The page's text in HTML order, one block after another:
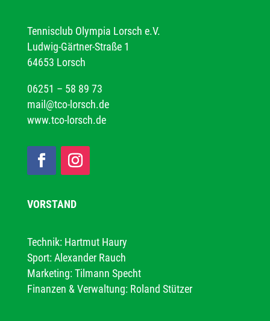
Tennisclub Olympia Lorsch e.V.
Ludwig-Gärtner-Straße 1
64653 Lorsch
06251 – 58 89 73
mail@tco-lorsch.de
www.tco-lorsch.de
VORSTAND
Technik: Hartmut Haury
Sport: Alexander Rauch
Marketing: Tilmann Specht
Finanzen & Verwaltung: Roland Stützer